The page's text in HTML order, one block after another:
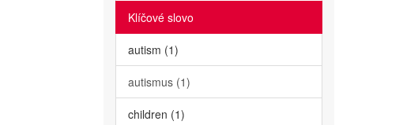
Klíčové slovo
autism (1)
autismus (1)
children (1)